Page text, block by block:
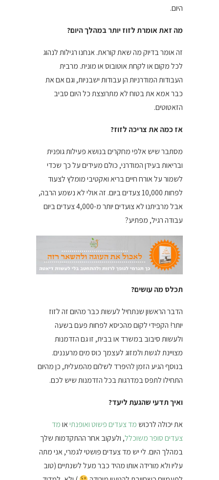
היום.
מה זאת אומרת לזוז יותר במהלך היום?
זה אומר בדיוק מה שאת קוראת. אנחנו רגילות לנהוג
לכל מקום או לקחת אוטובוס או מונית. מרבית
העבודות המודרניות הן עבודות ישבניות, וגם אם את
כבר אמא את בטוח לא מתרוצצת כל היום סביב
הזאטוטים.
אז כמה את צריכה לזוז?
מסתבר שיש אלפי מחקרים בנושא פעילות גופנית
ובריאות בעידן המודרני, כולם מעידים על כך שכדי
לשמור על אורח חיים בריא ואקטיבי מומלץ לצעוד
לפחות 10,000 צעדים ביום. זה אולי לא נשמע הרבה,
אבל מרביתנו לא צועדים יותר מ-4,000 צעדים ביום
עבודה רגיל, מפתיע?
תכלס מה עושים?
הדבר הראשון שנתחיל לעשות כבר מהיום זה לזוז
יותר! הקפידי לקום מהכיסא לפחות פעם בשעה
ולעשות סיבוב במשרד או בבית, זו גם הזדמנות
מצויינת לגשת ולמזוג לעצמך כוס מים מרעננים.
בנוסף הגיע הזמן להיפרד לשלום מהמעלית, כן מהיום
התחילו לתפס במדרגות בכל הזדמנות שיש לכם.
ואיך תדעי שהגעת ליעד?
את יכולה לרכוש מד צעדים פשוט ואופנתיאומד
צעדים סופר משוכלל, ולעקוב אחר ההתקדמות שלך
במהלך היום. לי יש מד צעדים פושטי לגמרי, אני מתה
עליו ולא מורידה אותו מהיד כבר מעל לשנתיים (טוב